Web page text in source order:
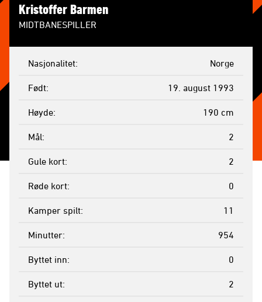
Kristoffer Barmen
MIDTBANESPILLER
Nasjonalitet Norge
Født 19. august 1993
Høyde 190 cm
Mål 2
Gule kort 2
Røde kort 0
Kamper spilt 11
Minutter 954
Byttet inn 0
Byttet ut 2